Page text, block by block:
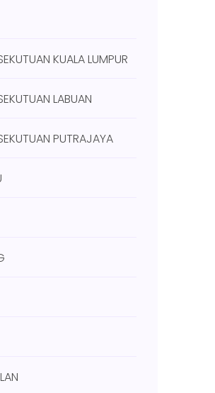
KUALA LUMPUR
LABUAN
PUTRAJAYA